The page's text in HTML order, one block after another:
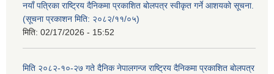
नयाँ पत्रिका राष्ट्रिय दैनिकमा प्रकाशित बोलपत्र स्वीकृत गर्ने आशयको सूचना.
(सूचना प्रकाशन मिति: २०८२/११/०५)
मिति: 02/17/2026 - 15:52
मिति २०८२-१०-२७ गते दैनिक नेपालगन्ज राष्ट्रिय दैनिकमा प्रकाशित बोलपत्र